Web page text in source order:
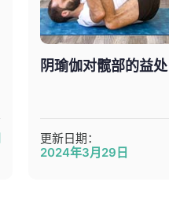
阴瑜伽对髋部的益处
更新日期：
2024年3月29日